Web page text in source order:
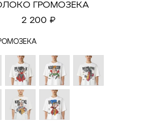
ГРОМОЗЕКА
2 200 ₽